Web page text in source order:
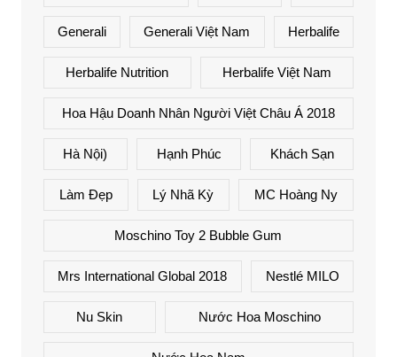
Generali Generali Việt Nam Herbalife
Herbalife Nutrition Herbalife Việt Nam
Hoa Hậu Doanh Nhân Người Việt Châu Á 2018
Hà Nội) Hạnh Phúc Khách Sạn
Làm Đẹp Lý Nhã Kỳ MC Hoàng Ny
Moschino Toy 2 Bubble Gum
Mrs International Global 2018 Nestlé MILO
Nu Skin Nước Hoa Moschino